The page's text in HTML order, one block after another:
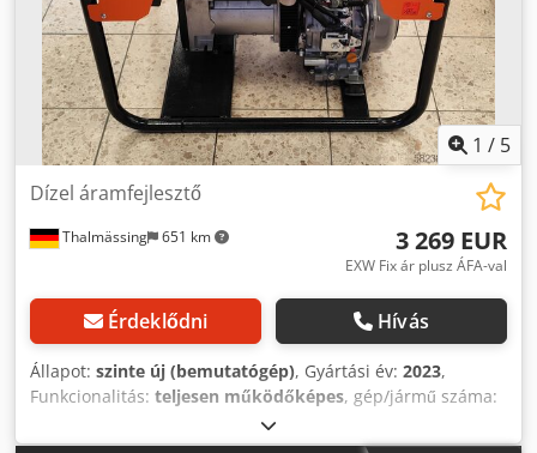
Akxea
1 / 5
Thalmässing 651 km
Dízel áramfejlesztő
3 269 EUR
EXW Fix ár plusz ÁFA-val
Érdeklődni Hívás
Állapot: szinte új (bemutatógép), Gyártási év: 2023,
Funkcionalitás: teljesen működőképes, gép/jármű száma:
124 kg
tartálykapacitás:24 l, kimeneti feszültség:230 400 V,